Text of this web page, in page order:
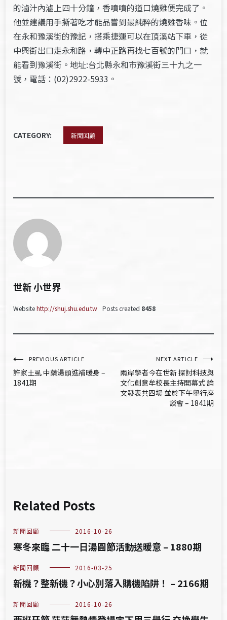
的滷汁內滷上四十分鐘，香噴噴的道口燒雞便完成了。
他並建議用手撕著吃才能品嘗到最純粹的燒雞香味。位
在永和豫溪街的豫記，搭乘捷運可以在頂溪站下車，從
中興街出口走永和路，轉中正路再找七百號的門口，就
能看到豫溪街。地址:台北縣永和市豫溪街三十九之一
號，電話：(02)2922-5933。
CATEGORY: 新聞回顧
世新 小世界
Websitehttp://shuj.shu.edu.tw Posts created 8458
文
章
PREVIOUS ARTICLE
許家土虱 中藥湯頭進補暖身 –
1841期
NEXT ARTICLE
兩岸學者今在世新 探討科技與
文化創意牟校長主持開幕式 論
文發表共四場 並於下午舉行座
談會 – 1841期
Related Posts
新聞回顧 2016-10-26
寒冬來臨 二十一日湯圓節活動送暖意 – 1880期
新聞回顧 2016-03-25
新機？整新機？小心別落入購機陷阱！ – 2166期
新聞回顧 2016-10-26